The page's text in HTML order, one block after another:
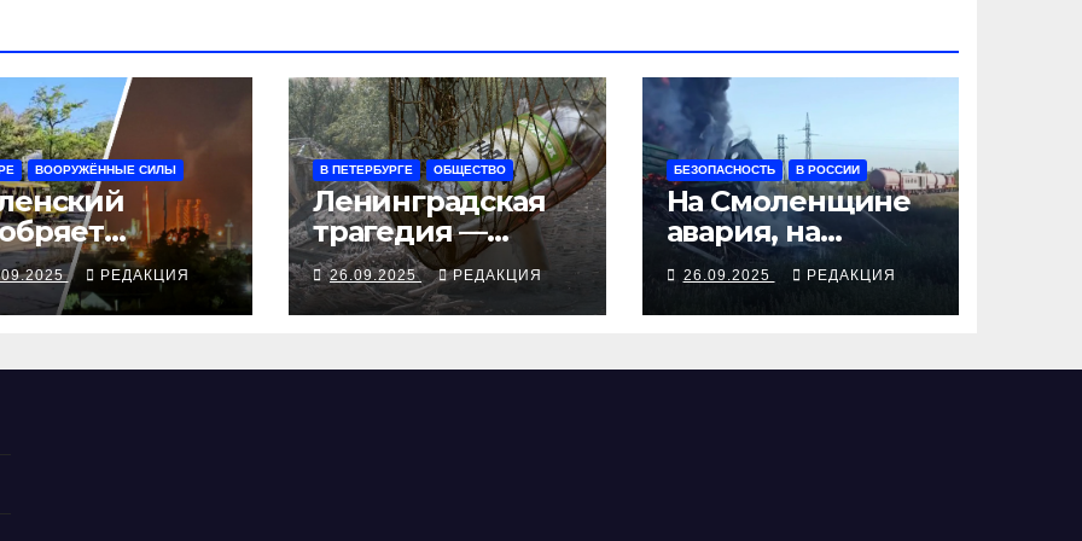
ВООРУЖЁННЫЕ СИЛЫ
ВСУ
РЕДАКЦИЯ
В ПЕТЕРБУРГЕ ОБЩЕСТВО
Ленинградская
трагедия —
серия смертей от
алкосуррогата
26.09.2025 РЕДАКЦИЯ
БЕЗОПАСНОСТЬ В РОССИИ
На Смоленщине
авария, на
Псковщине
взрыв
26.09.2025 РЕДАКЦИЯ